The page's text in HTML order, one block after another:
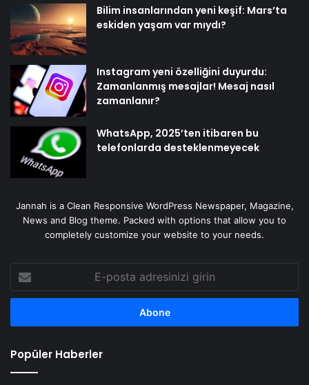
Bilim insanlarından yeni keşif: Mars’ta
eskiden yaşam var mıydı?
Instagram yeni özelliğini duyurdu:
Zamanlanmış mesajlar! Mesaj nasıl
zamanlanır?
WhatsApp, 2025’ten itibaren bu
telefonlarda desteklenmeyecek
Jannah is a Clean Responsive WordPress Newspaper, Magazine,
News and Blog theme. Packed with options that allow you to
completely customize your website to your needs.
posta
adresinizi
Popüler Haberler